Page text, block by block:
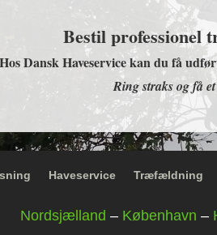
Bestil professionel
Hos Dansk Haveservice kan du få
Ring straks og få
Haveservice Træfældning
Nordsjælland – København –